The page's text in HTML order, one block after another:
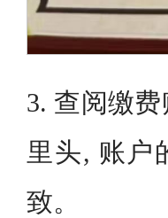
3. 查阅缴
里头, 账户
致。